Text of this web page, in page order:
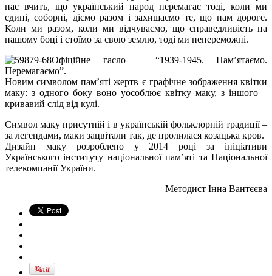
нас вчить, що український народ перемагає тоді, коли ми
єдині, соборні, діємо разом і захищаємо те, що нам дороге.
Коли ми разом, коли ми відчуваємо, що справедливість на
нашому боці і стоїмо за свою землю, тоді ми непереможні.
Офіційне гасло – “1939-1945. Пам’ятаємо.
Перемагаємо”.
Новим символом пам’яті жертв є графічне зображення квітки
маку: з одного боку воно уособлює квітку маку, з іншого –
кривавий слід від кулі.
Символ маку присутній і в українській фольклорній традиції –
за легендами, маки зацвітали так, де пролилася козацька кров.
Дизайн маку розроблено у 2014 році за ініціативи
Українського інституту національної пам’яті та Національної
телекомпанії України.
Методист Інна Вантєєва